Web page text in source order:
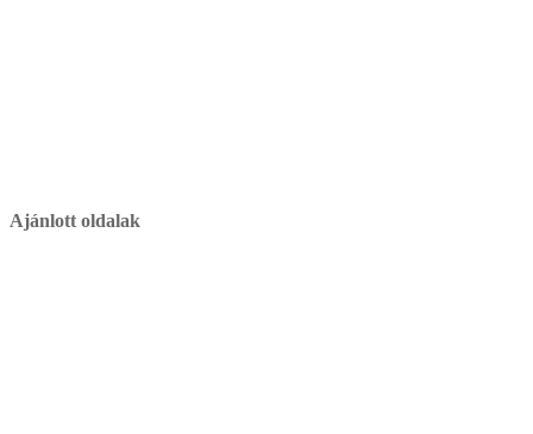
Ajánlott oldalak